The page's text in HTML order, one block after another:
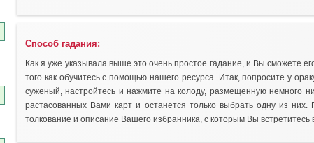
Способ гадания:
Как я уже указывала выше это очень простое гадание, и Вы сможете
того как обучитесь с помощью нашего ресурса. Итак, попросите у
суженый, настройтесь и нажмите на колоду, размещенную немного
растасованных Вами карт и останется только выбрать одну из
толкование и описание Вашего избранника, с которым Вы встретитесь